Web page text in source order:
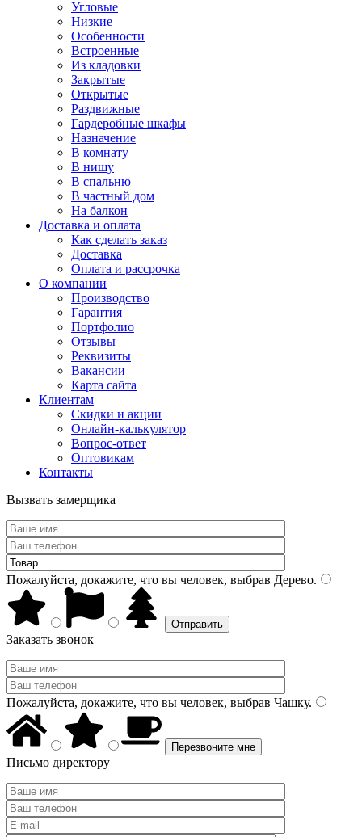
Угловые
Низкие
Особенности
Встроенные
Из кладовки
Закрытые
Открытые
Раздвижные
Гардеробные шкафы
Назначение
В комнату
В нишу
В спальню
В частный дом
На балкон
Доставка и оплата
Как сделать заказ
Доставка
Оплата и рассрочка
О компании
Производство
Гарантия
Портфолио
Отзывы
Реквизиты
Вакансии
Карта сайта
Клиентам
Скидки и акции
Онлайн-калькулятор
Вопрос-ответ
Оптовикам
Контакты
Вызвать замерщика
Пожалуйста, докажите, что вы человек, выбрав Дерево.
Заказать звонок
Пожалуйста, докажите, что вы человек, выбрав Чашку.
Письмо директору